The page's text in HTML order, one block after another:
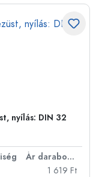
nyílás: DIN 32
Ár darabonként
1 619 Ft